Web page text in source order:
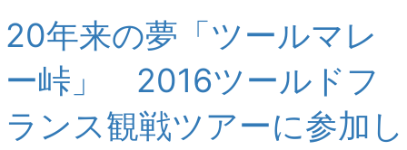
20年来の夢「ツールマレ
ー峠」 2016ツールドフ
ランス観戦ツアーに参加し